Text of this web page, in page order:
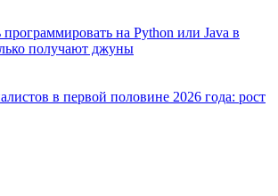
на Python или Java в
получают джуны
в первой половине 2026 года: рост